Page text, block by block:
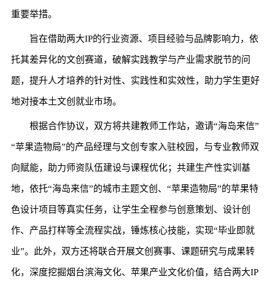
重要举措。
旨在借助两大IP的行业资源、项目经验与品牌影响力，依
托其差异化的文创赛道，破解实践教学与产业需求脱节的问
题，提升人才培养的针对性、实践性和实效性，助力学生更好
地对接本土文创就业市场。
根据合作协议，双方将共建教师工作站，邀请“海岛来信”
“苹果造物局”的产品经理与文创专家入驻校园，与专业教师双
向赋能，助力师资队伍建设与课程优化；共建生产性实训基
地，依托“海岛来信”的城市主题文创、“苹果造物局”的苹果特
色设计项目等真实任务，让学生全程参与创意策划、设计创
作、产品打样等全流程实战，锤炼核心技能，实现“毕业即就
业”。此外，双方还将联合开展文创赛事、课题研究与成果转
化，深度挖掘烟台滨海文化、苹果产业文化价值，结合两大IP